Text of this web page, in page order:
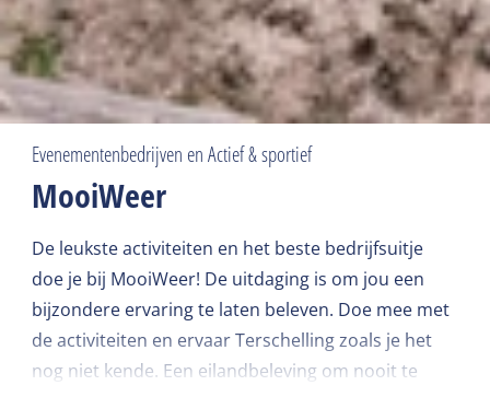
Evenementenbedrijven en Actief & sportief
MooiWeer
De leukste activiteiten en het beste bedrijfsuitje
doe je bij MooiWeer! De uitdaging is om jou een
bijzondere ervaring te laten beleven. Doe mee met
de activiteiten en ervaar Terschelling zoals je het
nog niet kende. Een eilandbeleving om nooit te